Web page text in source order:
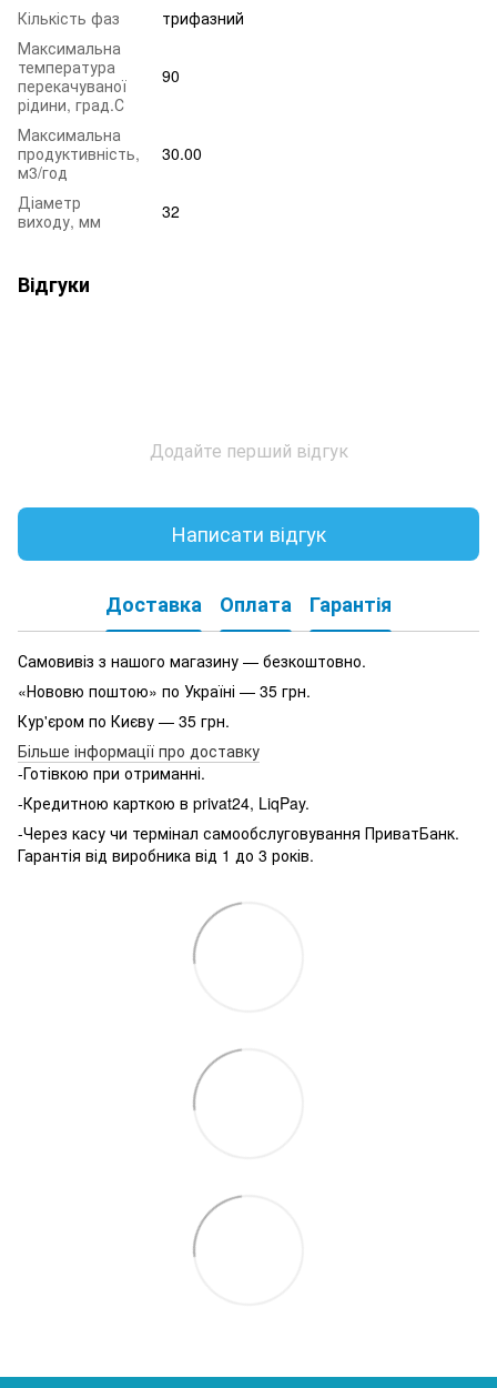
Кількість фаз
трифазний
Максимальна
температура
перекачуваної
рідини, град.С
90
Максимальна
продуктивність,
м3/год
30.00
Діаметр
виходу, мм
32
Відгуки
Додайте перший відгук
Написати відгук
Доставка Оплата Гарантія
Самовивіз з нашого магазину — безкоштовно.
«Нововю поштою» по Україні — 35 грн.
Кур'єром по Києву — 35 грн.
Більше інформації про доставку
-Готівкою при отриманні.
-Кредитною карткою в privat24, LiqPay.
-Через касу чи термінал самообслуговування ПриватБанк.
Гарантія від виробника від 1 до 3 років.